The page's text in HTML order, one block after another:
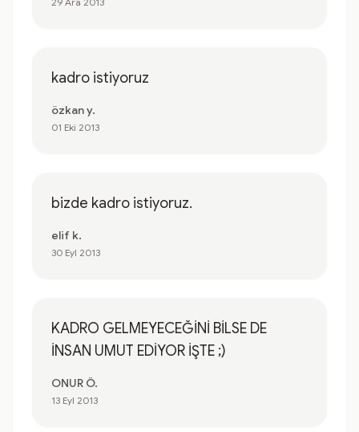
kadro istiyoruz
özkan y.
01 Eki 2013
bizde kadro istiyoruz.
elif k.
30 Eyl 2013
KADRO GELMEYECEĞİNİ BİLSE DE
İNSAN UMUT EDİYOR İŞTE ;)
ONUR Ö.
13 Eyl 2013